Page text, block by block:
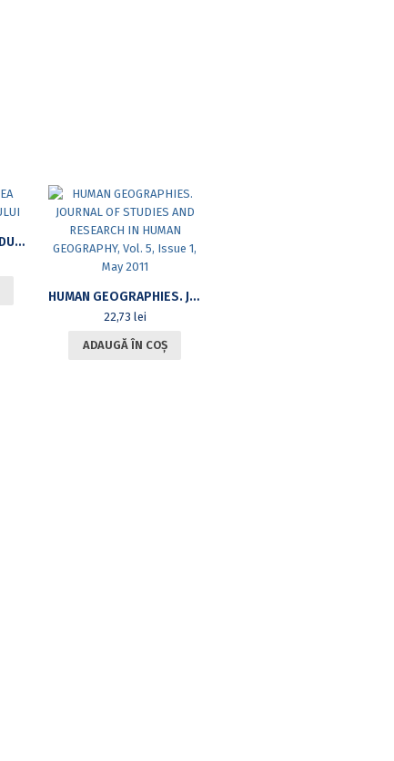
PEISAJ ȘI GESTIUNEA DURABILĂ A TERITORIULUI
HUMAN GEOGRAPHIES. JOURNAL OF STUDIES AND RESEARCH IN HUMAN GEOGRAPHY, VOL. 5, ISSUE 1, MAY 2011
22,73 lei
ADAUGĂ ÎN COȘ